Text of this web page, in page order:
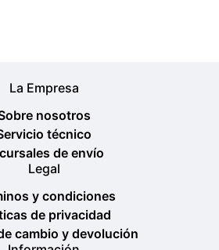
La Empresa
nosotros
técnico
de envío
Legal
y condiciones
de privacidad
cambio y devolución